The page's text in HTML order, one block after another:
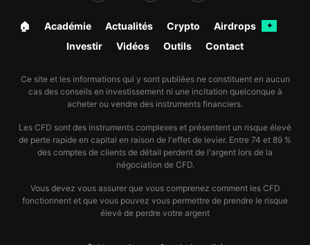
🏠︎ Académie Actualités Crypto Airdrops ✦
Investir Vidéos Outils Contact
Ce site et les informations qui y sont publiées ne constituent en aucun
cas des conseils en investissement ni une incitation quelconque à
acheter ou vendre des instruments financiers.
Les CFD sont des instruments complexes et présentent un risque élevé
de perte rapide en capital en raison de l'effet de levier. Entre 74 et 89 %
des comptes de clients de détail perdent de l'argent lors de la
négociation de CFD.
Vous devez vous assurer que vous comprenez comment les CFD
fonctionnent et que vous pouvez vous permettre de prendre le risque
élevé de perdre votre argent